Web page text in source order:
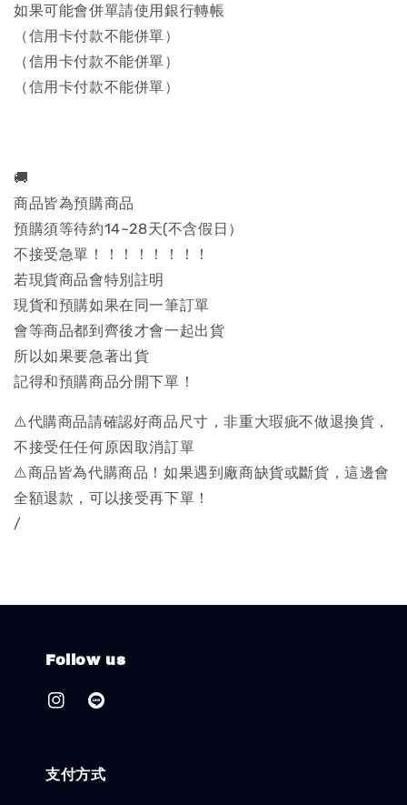
如果可能會併單請使用銀行轉帳
（信用卡付款不能併單）
（信用卡付款不能併單）
（信用卡付款不能併單）
🚚
商品皆為預購商品
預購須等待約14~28天(不含假日）
不接受急單！！！！！！！！
若現貨商品會特別註明
現貨和預購如果在同一筆訂單
會等商品都到齊後才會一起出貨
所以如果要急著出貨
記得和預購商品分開下單！
⚠️代購商品請確認好商品尺寸，非重大瑕疵不做退換貨，
不接受任任何原因取消訂單
⚠️商品皆為代購商品！如果遇到廠商缺貨或斷貨，這邊會
全額退款，可以接受再下單！
/
Follow us
支付方式